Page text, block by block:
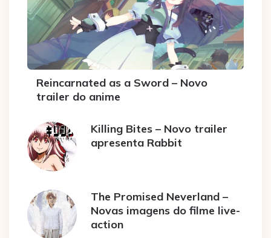
Reincarnated as a Sword – Novo
trailer do anime
Killing Bites – Novo trailer
apresenta Rabbit
The Promised Neverland –
Novas imagens do filme live-
action